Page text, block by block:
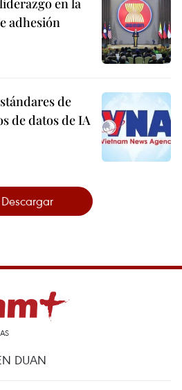
en la
adhesión
de
de datos de IA
Descargar
DUAN